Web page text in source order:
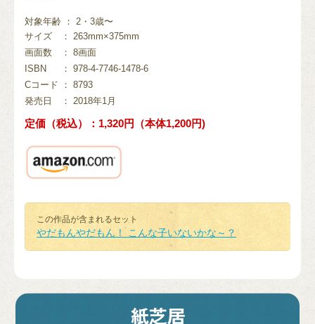
対象年齢 ： 2・3歳〜
サイズ
： 263mm×375mm
画面数
： 8画面
ISBN
： 978-4-7746-1478-6
Cコード
： 8793
発売日
： 2018年1月
定価（税込）：1,320円（本体1,200円)
この作品が含まれるセット
やだもんやだもん！ こんな子いないかな～？